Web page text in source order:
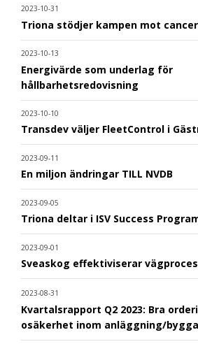
2023-10-31
Triona stödjer kampen mot cancer
2023-10-13
Energivärde som underlag för
hållbarhetsredovisning
2023-10-10
Transdev väljer FleetControl i
2023-09-11
En miljon ändringar TILL NVDB
2023-09-05
Triona deltar i ISV Success
2023-09-01
Sveaskog effektiviserar
2023-08-31
Kvartalsrapport Q2 2023: Bra
osäkerhet inom anläggning/